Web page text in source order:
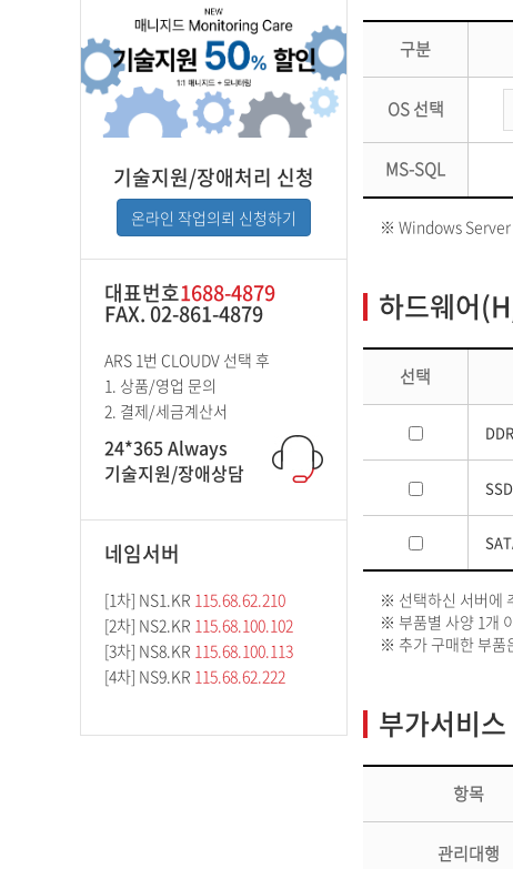
기술지원/장애처리 신청
온라인 작업의뢰 신청하기
대표번호1688-4879
FAX. 02-861-4879
ARS 1번 CLOUDV 선택 후
1. 상품/영업 문의
2. 결제/세금계산서
24*365 Always
기술지원/장애상담
네임서버
[1차] NS1.KR 115.68.62.210
[2차] NS2.KR 115.68.100.102
[3차] NS8.KR 115.68.100.113
[4차] NS9.KR 115.68.62.222
구분
OS 선택
MS-SQL
※ Windows Server
하드웨어
선택
※ 선택하신 서버에
※ 부품별 사양 1개
※ 추가 구매한 부품
부가서비
항목
관리대행